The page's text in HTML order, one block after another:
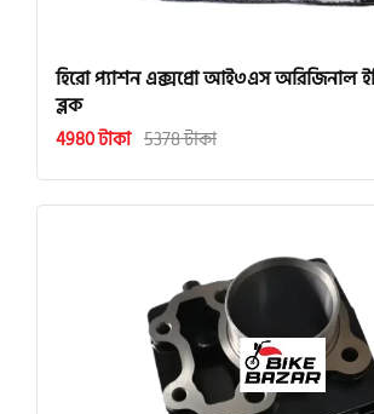
হিরো প্যাশন এক্সপ্রো আই৩এস অরিজিনাল
ব্লক
4980 টাকা 5378 টাকা